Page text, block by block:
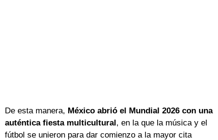
De esta manera, México abrió el Mundial 2026 con una
auténtica fiesta multicultural , en la que la música y el
fútbol se unieron para dar comienzo a la mayor cita